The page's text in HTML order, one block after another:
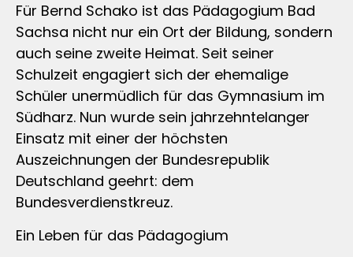
Für Bernd Schako ist das Pädagogium Bad
Sachsa nicht nur ein Ort der Bildung, sondern
auch seine zweite Heimat. Seit seiner
Schulzeit engagiert sich der ehemalige
Schüler unermüdlich für das Gymnasium im
Südharz. Nun wurde sein jahrzehntelanger
Einsatz mit einer der höchsten
Auszeichnungen der Bundesrepublik
Deutschland geehrt: dem
Bundesverdienstkreuz.
Ein Leben für das Pädagogium